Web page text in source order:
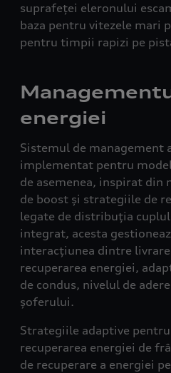
suprafeței eleronului
baza pentru vitezele mari
pentru timpii rapizi pe
energiei
Sistemul de management
implementat pentru
de asemenea, inspirat
de boost și strategiile de
legate de distribuția
integrat, acesta
interacțiunea dintre
recuperarea energiei,
de condus, nivelul de
șoferului.
Strategiile adaptive
recuperarea energiei de
de recuperare a energiei